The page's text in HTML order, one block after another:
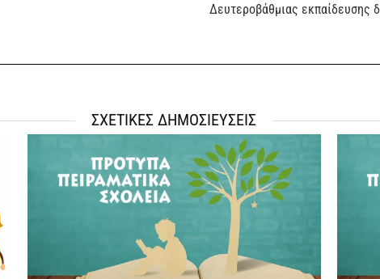
Δευτεροβάθμιας εκπαίδευσης
ΣΧΕΤΙΚΕΣ ΔΗΜΟΣΙΕΥΣΕΙΣ